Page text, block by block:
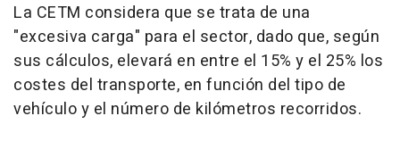
La CETM considera que se trata de una
"excesiva carga" para el sector, dado que, según
sus cálculos, elevará en entre el 15% y el 25% los
costes del transporte, en función del tipo de
vehículo y el número de kilómetros recorridos.